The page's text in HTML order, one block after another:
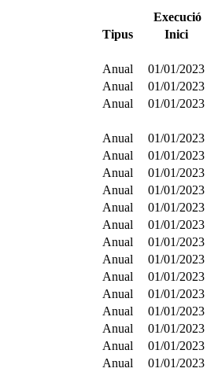
Execució
Tipus Inici
Anual 01/01/2023
Anual 01/01/2023
Anual 01/01/2023
Anual 01/01/2023
Anual 01/01/2023
Anual 01/01/2023
Anual 01/01/2023
Anual 01/01/2023
Anual 01/01/2023
Anual 01/01/2023
Anual 01/01/2023
Anual 01/01/2023
Anual 01/01/2023
Anual 01/01/2023
Anual 01/01/2023
Anual 01/01/2023
Anual 01/01/2023